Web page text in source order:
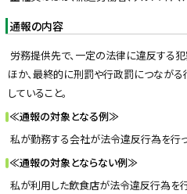
戻
る
通報の内容
労務提供先で、一定の法律に違反する
ほか、最終的に刑罰や行政罰につながる
していること。
≪通報の対象となる例≫
私が勤務する会社が法令違反行為を行
≪通報の対象とならない例≫
私が利用した飲食店が法令違反行為を